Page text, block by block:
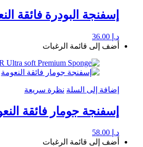
إسفنجة البودرة فائقة
د.إ
أضف إلى قائمة الرغبات
إضافة إلى السلة نظرة سريعة
إسفنجة جومار فائقة
د.إ
أضف إلى قائمة الرغبات